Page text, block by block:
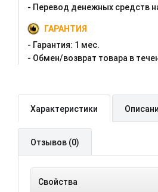
- Перевод денежных средств
ГАРАНТИЯ
- Гарантия: 1 мес.
- Oбмен/возврат товара в
Характеристики
Отзывов (0)
Свойства